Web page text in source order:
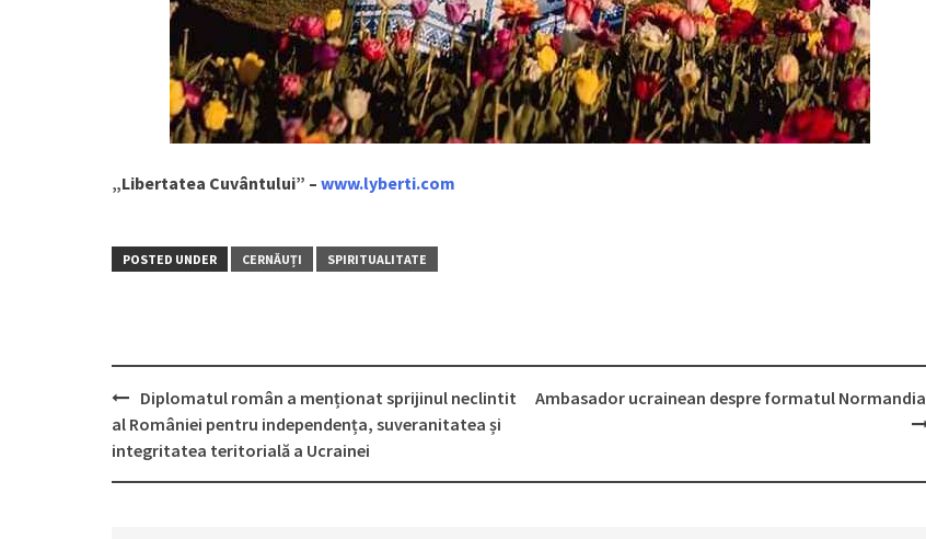
„Libertatea Cuvântului” – www.lyberti.com
POSTED UNDER CERNĂUȚI SPIRITUALITATE
Post
navigation
Diplomatul român a menționat sprijinul neclintit
al României pentru independența, suveranitatea și
integritatea teritorială a Ucrainei
Ambasador ucrainean despre formatul Normandia